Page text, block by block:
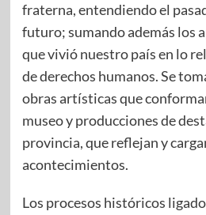
fraterna, entendiendo el
futuro; sumando además los
que vivió nuestro país en lo
de derechos humanos. Se
obras artísticas que
museo y producciones de
provincia, que reflejan y
acontecimientos.
Los procesos históricos